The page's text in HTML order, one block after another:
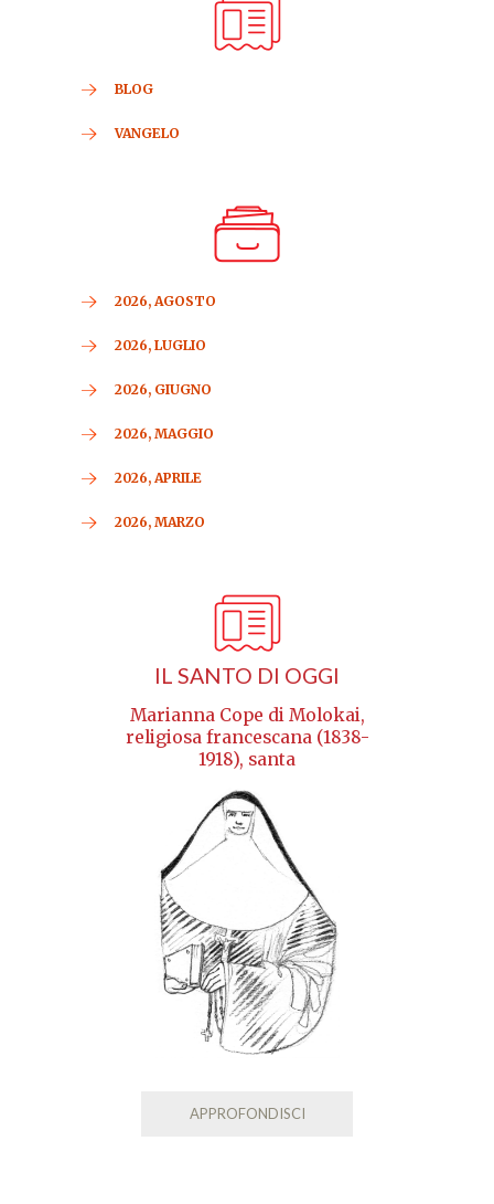
BLOG
VANGELO
2026, AGOSTO
2026, LUGLIO
2026, GIUGNO
2026, MAGGIO
2026, APRILE
2026, MARZO
IL SANTO DI OGGI
Marianna Cope di Molokai,
religiosa francescana (1838-
1918), santa
APPROFONDISCI